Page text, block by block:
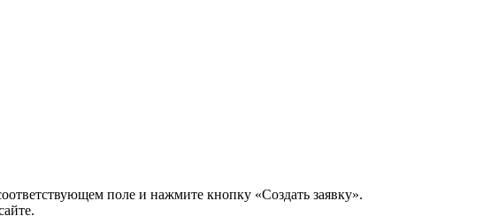
поле и нажмите кнопку «Создать заявку».